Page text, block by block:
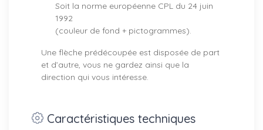
Soit la norme européenne CPL du 24 juin
1992
(couleur de fond + pictogrammes).
Une flèche prédécoupée est disposée de part
et d’autre, vous ne gardez ainsi que la
direction qui vous intéresse.
Caractéristiques techniques